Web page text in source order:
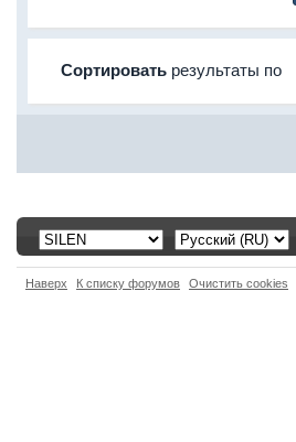
Сортировать результаты по
Наверх К списку форумов Очистить cookies